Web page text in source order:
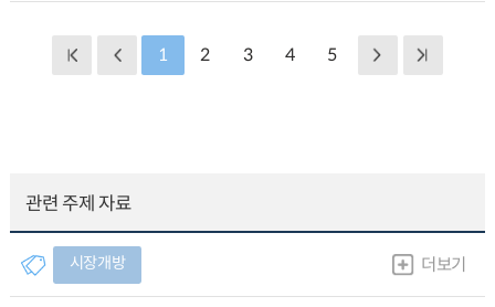
1 2 3 4 5
관련 주제 자료
시장개방 더보기